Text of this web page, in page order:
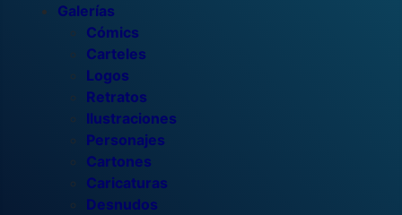
Galerías
Cómics
Carteles
Logos
Retratos
Ilustraciones
Personajes
Cartones
Caricaturas
Desnudos